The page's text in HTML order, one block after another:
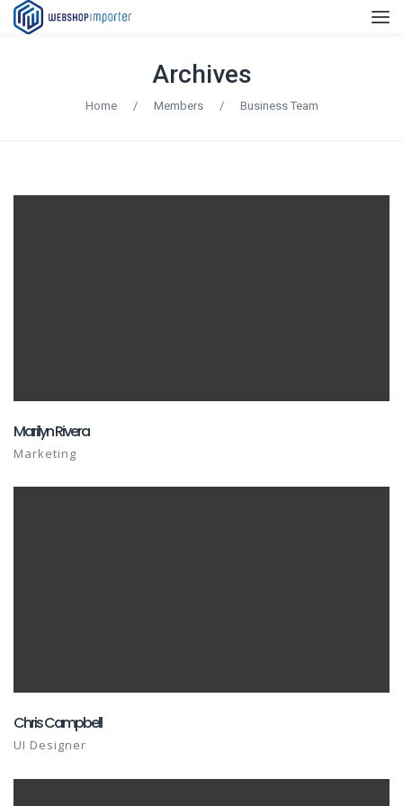
Archives
Home / Members / Business Team
Marilyn Rivera
Marketing
Chris Campbell
UI Designer